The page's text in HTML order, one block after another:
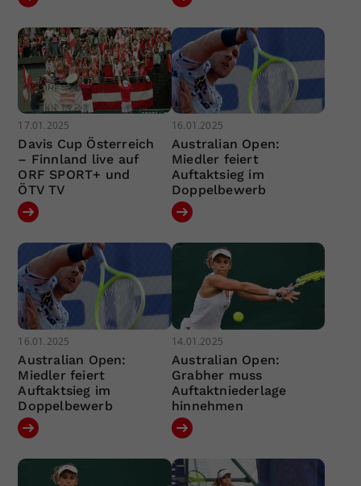
17.01.2025
Davis Cup Österreich
– Finnland live auf
ORF SPORT+ und
ÖTV TV
16.01.2025
Australian Open:
Miedler feiert
Auftaktsieg im
Doppelbewerb
16.01.2025
Australian Open:
Miedler feiert
Auftaktsieg im
Doppelbewerb
14.01.2025
Australian Open:
Grabher muss
Auftaktniederlage
hinnehmen